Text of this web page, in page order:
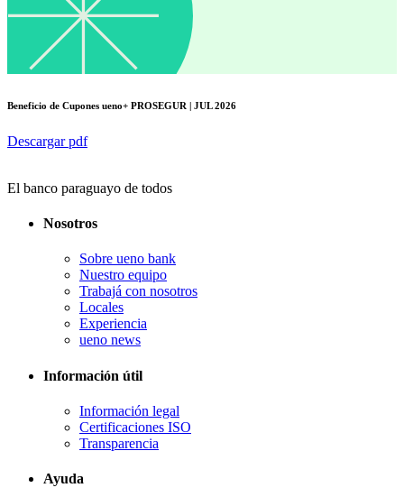
Beneficio de Cupones ueno+ PROSEGUR | JUL 2026
Descargar pdf
El banco paraguayo de todos
Nosotros
Sobre ueno bank
Nuestro equipo
Trabajá con nosotros
Locales
Experiencia
ueno news
Información útil
Información legal
Certificaciones ISO
Transparencia
Ayuda